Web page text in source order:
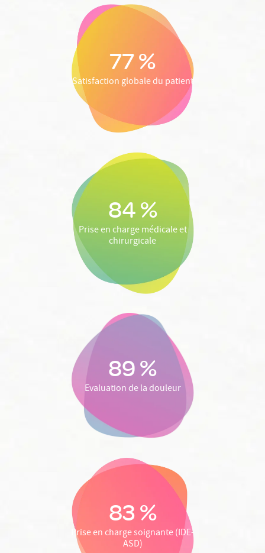
77 %
Satisfaction globale du patient
84 %
Prise en charge médicale et
chirurgicale
89 %
Evaluation de la douleur
83 %
Prise en charge soignante (IDE-
ASD)